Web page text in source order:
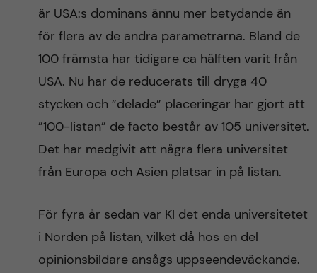
är USA:s dominans ännu mer betydande än
för flera av de andra parametrarna. Bland de
100 främsta har tidigare ca hälften varit från
USA. Nu har de reducerats till dryga 40
stycken och ”delade” placeringar har gjort att
”100-listan” de facto består av 105 universitet.
Det har medgivit att några flera universitet
från Europa och Asien platsar in på listan.
För fyra år sedan var KI det enda universitetet
i Norden på listan, vilket då hos en del
opinionsbildare ansågs uppseendeväckande.